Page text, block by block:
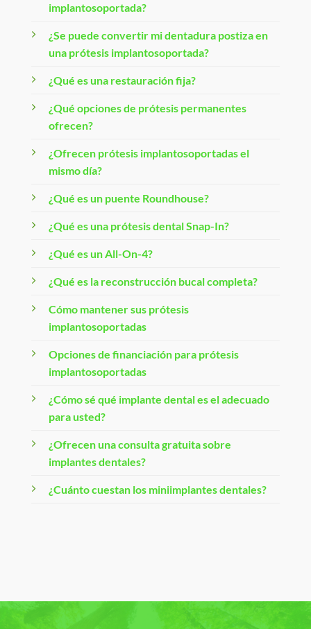
implantosoportada?
¿Se puede convertir mi dentadura postiza en
una prótesis implantosoportada?
¿Qué es una restauración fija?
¿Qué opciones de prótesis permanentes
ofrecen?
¿Ofrecen prótesis implantosoportadas el
mismo día?
¿Qué es un puente Roundhouse?
¿Qué es una prótesis dental Snap-In?
¿Qué es un All-On-4?
¿Qué es la reconstrucción bucal completa?
Cómo mantener sus prótesis
implantosoportadas
Opciones de financiación para prótesis
implantosoportadas
¿Cómo sé qué implante dental es el adecuado
para usted?
¿Ofrecen una consulta gratuita sobre
implantes dentales?
¿Cuánto cuestan los miniimplantes dentales?